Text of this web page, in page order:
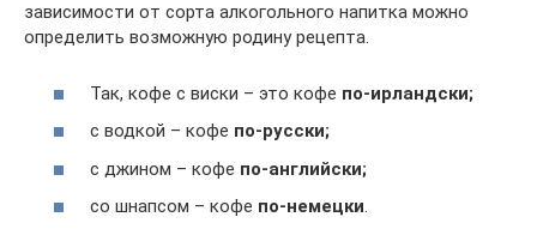
зависимости от сорта алкогольного напитка можно
определить возможную родину рецепта.
Так, кофе с виски – это кофе по-ирландски;
с водкой – кофе по-русски;
с джином – кофе по-английски;
со шнапсом – кофе по-немецки.